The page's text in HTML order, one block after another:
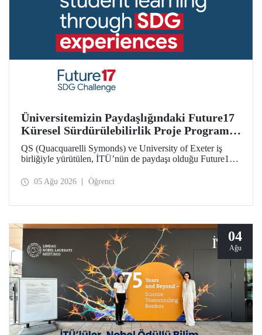
Üniversitemizin Paydaşlığındaki Future17
Küresel Sürdürülebilirlik Proje Programı,
Öğrencilerimizin Başvurularını Bekliyor
QS (Quacquarelli Symonds) ve University of Exeter iş
birliğiyle yürütülen, İTÜ’nün de paydaşı olduğu Future17
öğrenci başvuruları açıldı. Başvurular için son gün 31
05 Ağu 2026 Öğrenci
04
Ağu